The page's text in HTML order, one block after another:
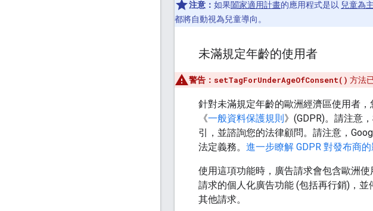
注意： 如果闔家適用計畫的應用程式是以 兒童為
都將自動視為兒童導向。
未滿規定年齡的使用者
警告： setTagForUnderAgeOfConsent() 方法
針對未滿規定年齡的歐洲經濟區使用者
《一般資料保護規則》(GDPR)。請注意
引，並諮詢您的法律顧問。請注意，
法定義務。 進一步瞭解 GDPR 對發布商
使用這項功能時，廣告請求會包含歐洲
請求的個人化廣告功能 (包括再行銷)，
其他請求。